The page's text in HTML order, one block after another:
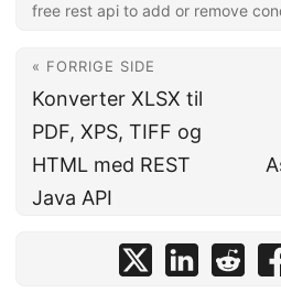
free rest api to add or remove
« FORRIGE SIDE
Konverter XLSX til
PDF, XPS, TIFF og
HTML med REST
Java API